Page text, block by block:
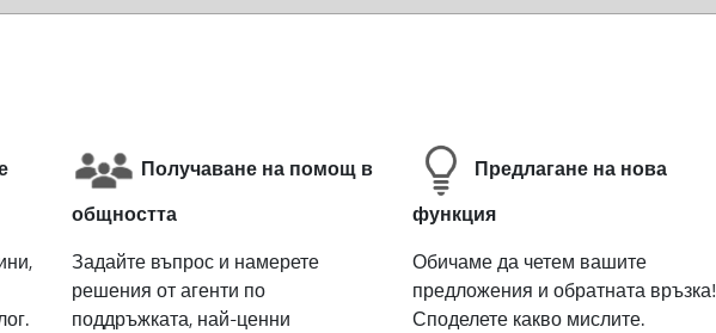
Получаване на помощ в
общността
Задайте въпрос и намерете
решения от агенти по
поддръжката, най-ценни
Предлагане на нова
функция
Обичаме да четем вашите
предложения и обратната връзка!
Споделете какво мислите.